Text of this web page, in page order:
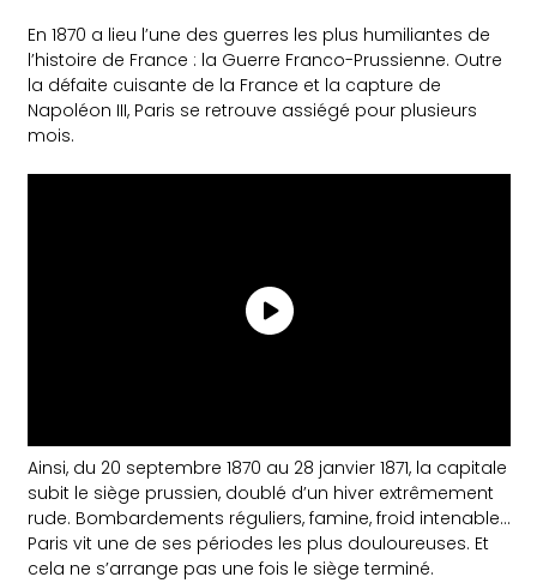
En 1870 a lieu l’une des guerres les plus humiliantes de
l’histoire de France : la Guerre Franco-Prussienne. Outre
la défaite cuisante de la France et la capture de
Napoléon III, Paris se retrouve assiégé pour plusieurs
mois.
Ainsi, du 20 septembre 1870 au 28 janvier 1871, la capitale
subit le siège prussien, doublé d’un hiver extrêmement
rude. Bombardements réguliers, famine, froid intenable…
Paris vit une de ses périodes les plus douloureuses. Et
cela ne s’arrange pas une fois le siège terminé.